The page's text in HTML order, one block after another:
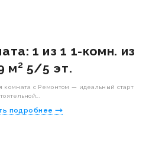
1 из 1 1-комн. из
м² 5/5 эт.
комната с Ремонтом — идеальный старт
подробнее